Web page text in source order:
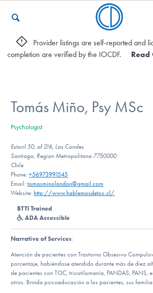
Who We Are
Recovery & Support
For Professionals
Our Websites
DONATE
ESPAÑOL
Find Help
Provider listings are self-reported and
completion are verified by the IOCDF.
Read
Tomás Miño, Psy MSc
Psychologist
Estoril 50, of 216, Las Condes
Santiago, Region Metropolitana 7750000
Chile
Phone:+56973991545
Email:tomasminolandon@gmail.com
Website: http://www.hablemosdetoc.cl/
BTTI Trained
ADA Accessible
Narrative of Services:
Atención de pacientes con Trastorno Obsesivo
porcentaje, habiéndose atendido durante más de diez
de pacientes con TOC, tricotilomanía, PANDAS, PANS,
otros. Brinda psicoeducación a los pacientes, sus